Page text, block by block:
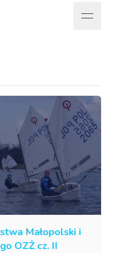
open
Małopolski i
OZŻ cz. II